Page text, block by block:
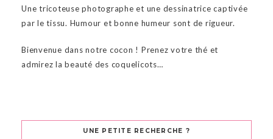
Une tricoteuse photographe et une dessinatrice captivée
par le tissu. Humour et bonne humeur sont de rigueur.
Bienvenue dans notre cocon ! Prenez votre thé et
admirez la beauté des coquelicots…
UNE PETITE RECHERCHE ?